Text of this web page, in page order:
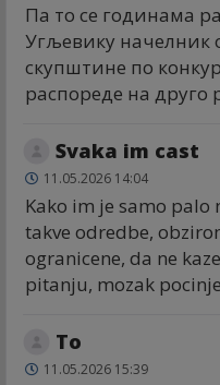
Па то се годинама
Угљевику
скупштине по
распореде на друго
Svaka im cast
11.05.2026 14:04
Kako im je samo
takve odredbe,
ogranicene, da ne
pitanju, mozak
To
11.05.2026 15:39